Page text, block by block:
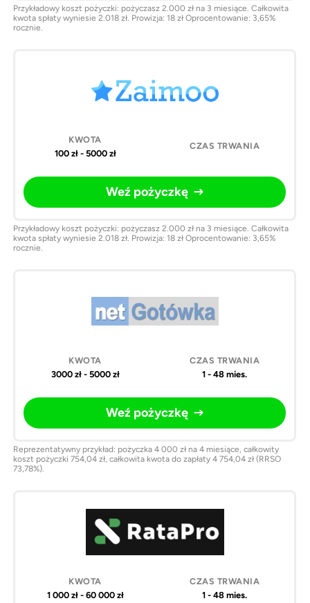
Przykładowy koszt pożyczki: pożyczasz 2.000 zł na 3 miesiące. Całkowita
kwota spłaty wyniesie 2.018 zł. Prowizja: 18 zł Oprocentowanie: 3,65%
rocznie.
100 zł - 5000 zł
Weź pożyczkę
Przykładowy koszt pożyczki: pożyczasz 2.000 zł na 3 miesiące. Całkowita
kwota spłaty wyniesie 2.018 zł. Prowizja: 18 zł Oprocentowanie: 3,65%
rocznie.
3000 zł - 5000 zł 1 - 48 mies.
Weź pożyczkę
Reprezentatywny przykład: pożyczka 4 000 zł na 4 miesiące, całkowity
koszt pożyczki 754,04 zł, całkowita kwota do zapłaty 4 754,04 zł (RRSO
73,78%).
1 000 zł - 60 000 zł 1 - 48 mies.